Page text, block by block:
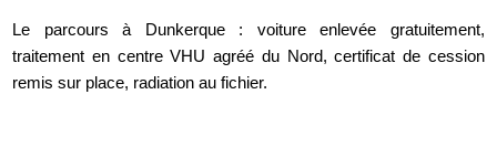
Le parcours à Dunkerque : voiture enlevée gratuitement,
traitement en centre VHU agréé du Nord, certificat de cession
remis sur place, radiation au fichier.